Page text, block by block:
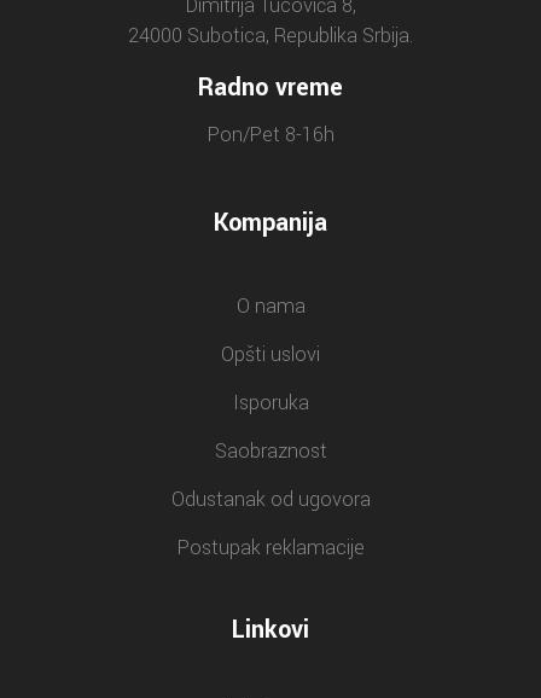
Dimitrija Tucovića 8,
24000 Subotica, Republika Srbija.
Radno vreme
Pon/Pet 8-16h
Kompanija
O nama
Opšti uslovi
Isporuka
Saobraznost
Odustanak od ugovora
Postupak reklamacije
Linkovi